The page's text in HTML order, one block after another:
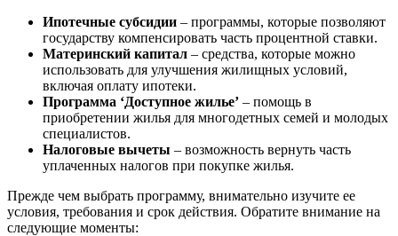
Ипотечные субсидии – программы, которые позволяют
государству компенсировать часть процентной ставки.
Материнский капитал – средства, которые можно
использовать для улучшения жилищных условий,
включая оплату ипотеки.
Программа ‘Доступное жилье’ – помощь в
приобретении жилья для многодетных семей и молодых
специалистов.
Налоговые вычеты – возможность вернуть часть
уплаченных налогов при покупке жилья.
Прежде чем выбрать программу, внимательно изучите ее
условия, требования и срок действия. Обратите внимание на
следующие моменты: